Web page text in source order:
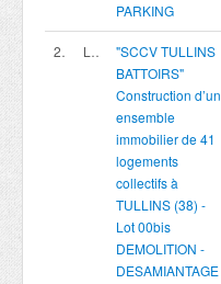
PARKING
200419991 Lot 00bis
"SCCV TULLINS
BATTOIRS"
Construction d’un
ensemble
immobilier de 41
logements
collectifs à
TULLINS (38) -
Lot 00bis
DEMOLITION -
DESAMIANTAGE